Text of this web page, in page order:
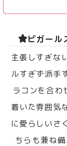
ビガール
主張しすぎな
ルすぎず派手
ラコンを合わ
着いた雰囲気
に愛らしいさ
ちらも兼ね